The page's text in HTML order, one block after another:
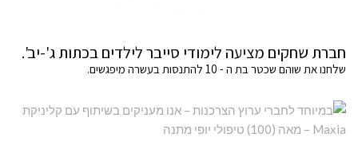
חברת שחקים מציעה לימודי סייבר לילדים בכתות ג'-יב'.
שלחנו את שוהם שכטר בת ה - 10 להתנסות בעשרה מיפגשים.